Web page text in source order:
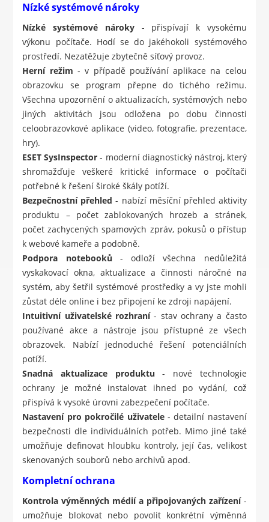
Nízké systémové nároky
Nízké systémové nároky- přispívají k vysokému
výkonu počítače. Hodí se do jakéhokoli systémového
prostředí. Nezatěžuje zbytečně síťový provoz.
Herní režim - v případě používání aplikace na celou
obrazovku se program přepne do tichého režimu.
Všechna upozornění o aktualizacích, systémových nebo
jiných aktivitách jsou odložena po dobu činnosti
celoobrazovkové aplikace (video, fotografie, prezentace,
hry).
ESET SysInspector - moderní diagnostický nástroj, který
shromažďuje veškeré kritické informace o počítači
potřebné k řešení široké škály potíží.
Bezpečnostní přehled - nabízí měsíční přehled aktivity
produktu – počet zablokovaných hrozeb a stránek,
počet zachycených spamových zpráv, pokusů o přístup
k webové kameře a podobně.
Podpora notebooků - odloží všechna nedůležitá
vyskakovací okna, aktualizace a činnosti náročné na
systém, aby šetřil systémové prostředky a vy jste mohli
zůstat déle online i bez připojení ke zdroji napájení.
Intuitivní uživatelské rozhraní- stav ochrany a často
používané akce a nástroje jsou přístupné ze všech
obrazovek. Nabízí jednoduché řešení potenciálních
potíží.
Snadná aktualizace produktu - nové technologie
ochrany je možné instalovat ihned po vydání, což
přispívá k vysoké úrovni zabezpečení počítače.
Nastavení pro pokročilé uživatele- detailní nastavení
bezpečnosti dle individuálních potřeb. Mimo jiné také
umožňuje definovat hloubku kontroly, její čas, velikost
skenovaných souborů nebo archivů apod.
Kompletní ochrana
Kontrola výměnných médií a připojovaných zařízení-
umožňuje blokovat nebo povolit konkrétní výměnná